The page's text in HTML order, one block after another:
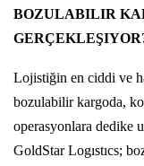
BOZULABILIR
Lojistiğin en ciddi ve
bozulabilir kargoda,
operasyonlara dedike
GoldStar Logıstıcs;